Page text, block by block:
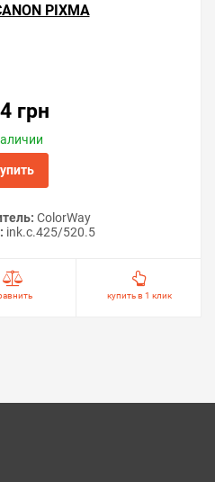
и установки читайте в
на этой странице или
Мы ответим на
печать на принтере
PIXMA
грн
ColorWay
ink.c.425/520.5
купить в 1 клик